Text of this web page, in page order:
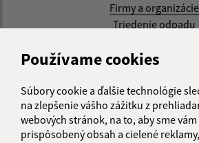
Používame cookies
Súbory cookie a ďalšie technológie
na zlepšenie vášho zážitku z
webových stránok, na to, aby sme
prispôsobený obsah a cielené
Firmy a organizácie
Triedenie odpadu
Aktualizované:
RSS
Správca obsahu: